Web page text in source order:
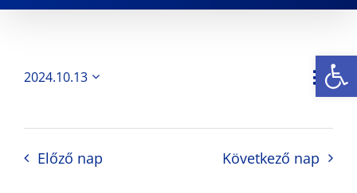
Nap
2024.10.13
Előző nap Következő nap